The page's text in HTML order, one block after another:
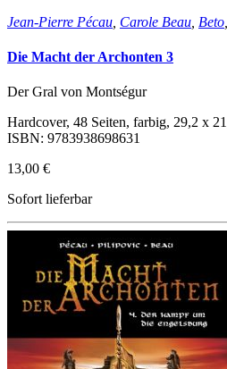
Jean-Pierre Pécau Carole Beau Beto
Die Macht der Archonten 3
Der Gral von Montségur
Hardcover, 48 Seiten, farbig, 29,2 x
ISBN: 9783938698631
13,00 €
Sofort lieferbar